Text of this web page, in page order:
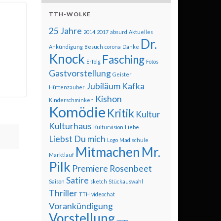
TTH-WOLKE
25 Jahre 2014 2017 absurd Aktuelles
Ankündigung Besuch corona Danke Dr.
Knock Erfolg Fasching Fotos
Gastvorstellung Geister
Hüttenzauber Jubiläum Kafka
Kinderschminken Kishon
Komödie Kritik Kultur
Kulturhaus Kulturvision Liebe
Liebst Du mich Logo Madlschule
Marktlauf Mitmachen Mr.
Pilk Premiere Rosenbeet
Saison Satire sketch Stückauswahl
Thriller TTH videochat
Vorankündigung